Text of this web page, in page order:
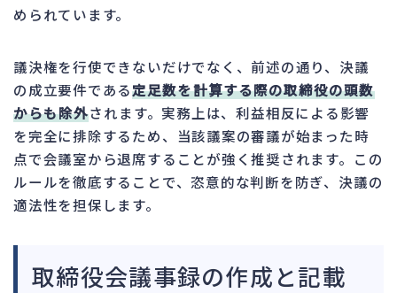
められています。
議決権を行使できないだけでなく、前述の通り、決議
の成立要件である定足数を計算する際の取締役の頭数
からも除外されます。実務上は、利益相反による影響
を完全に排除するため、当該議案の審議が始まった時
点で会議室から退席することが強く推奨されます。この
ルールを徹底することで、恣意的な判断を防ぎ、決議の
適法性を担保します。
取締役会議事録の作成と記載